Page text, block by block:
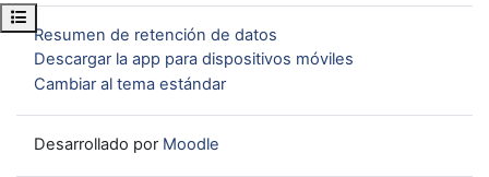
Abrir índice del curso
Resumen de retención de datos
Descargar la app para dispositivos móviles
Cambiar al tema estándar
Desarrollado por Moodle